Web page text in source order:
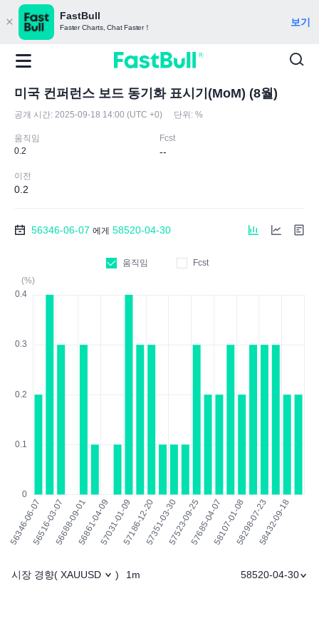
FastBull
Faster Charts, Chat Faster！ 보기
미국 컨퍼런스 보드 동기화 표시기(MoM) (8월)
공개 시간: 2025-09-18 14:00 (UTC +0) 단위: %
움직임
0.2
Fcst
--
이전
0.2
56346-06-07 에게 58520-04-30
움직임
Fcst
(%)
시장 경향( XAUUSD ) 1m 58520-04-30